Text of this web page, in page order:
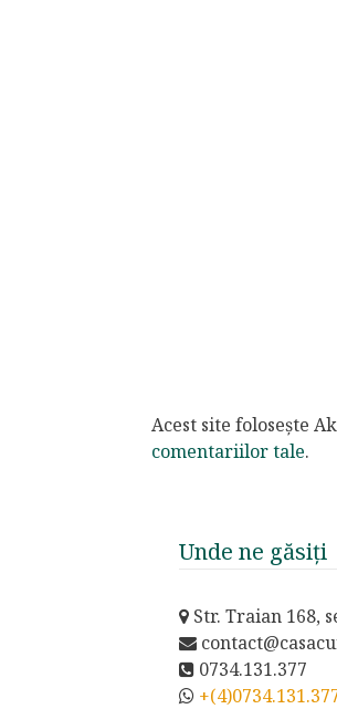
Acest site folosește
comentariilor tale.
Unde ne găsiți
Str. Traian 168,
0734.131.377